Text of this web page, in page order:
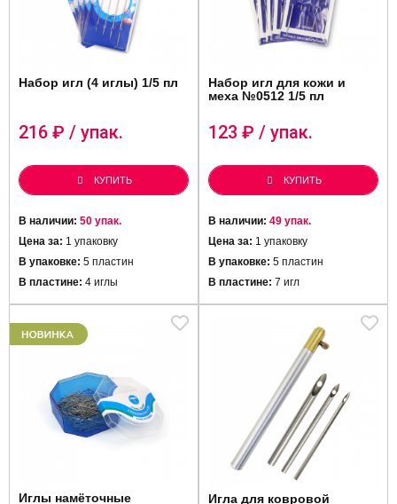
Набор игл (4 иглы) 1/5 пл
216 ₽ / упак.
КУПИТЬ
В наличии: 50 упак.
Цена за: 1 упаковку
В упаковке: 5 пластин
В пластине: 4 иглы
Набор игл для кожи и
меха №0512 1/5 пл
123 ₽ / упак.
КУПИТЬ
В наличии: 49 упак.
Цена за: 1 упаковку
В упаковке: 5 пластин
В пластине: 7 игл
Иглы намёточные Игла для ковровой